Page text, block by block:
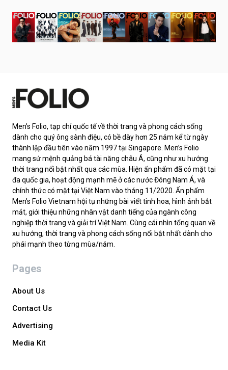
Men’s Folio, tạp chí quốc tế về thời trang và phong cách sống
dành cho quý ông sành điệu, có bề dày hơn 25 năm kể từ ngày
thành lập đầu tiên vào năm 1997 tại Singapore. Men’s Folio
mang sứ mệnh quảng bá tài năng châu Á, cũng như xu hướng
thời trang nổi bật nhất qua các mùa. Hiện ấn phẩm đã có mặt tại
đa quốc gia, hoạt động mạnh mẽ ở các nước Đông Nam Á, và
chính thức có mặt tại Việt Nam vào tháng 11/2020. Ấn phẩm
Men’s Folio Vietnam hội tụ những bài viết tinh hoa, hình ảnh bắt
mắt, giới thiệu những nhân vật danh tiếng của ngành công
nghiệp thời trang và giải trí Việt Nam. Cùng cái nhìn tổng quan về
xu hướng, thời trang và phong cách sống nổi bật nhất dành cho
phái mạnh theo từng mùa/năm.
Pages
About Us
Contact Us
Advertising
Media Kit